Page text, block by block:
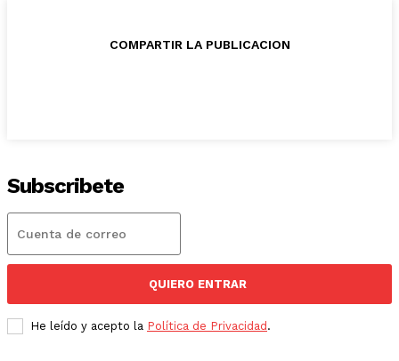
COMPARTIR LA PUBLICACION
Subscribete
QUIERO ENTRAR
He leído y acepto la Política de Privacidad.